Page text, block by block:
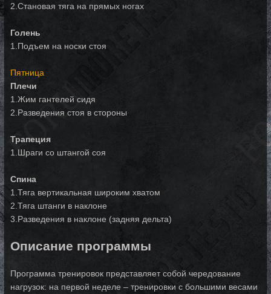
2.Становая тяга на прямых ногах
Голень
1.Подъем на носки стоя
Пятница
Плечи
1.Жим гантелей сидя
2.Разведения стоя в стороны
Трапеция
1.Шраги со штангой соя
Спина
1.Тяга вертикальная широким хватом
2.Тяга штанги в наклоне
3.Разведения в наклоне (задняя дельта)
Описание программы
Программа тренировок представляет собой чередование
нагрузок: на первой неделе – тренировки с большими весами